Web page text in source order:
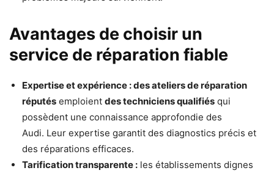
Avantages de choisir un
service de réparation fiable
Expertise et expérience :des ateliers de réparation
réputés emploient des techniciens qualifiés qui
possèdent une connaissance approfondie des
Audi. Leur expertise garantit des diagnostics précis et
des réparations efficaces.
Tarification transparente : les établissements dignes